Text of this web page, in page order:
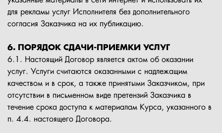
для рекламы услуг Исполнителя без дополнительного
согласия Заказчика на их публикацию.
6. ПОРЯДОК СДАЧИ-ПРИЕМКИ УСЛУГ
6.1. Настоящий Договор является актом об оказании
услуг. Услуги считаются оказанными с надлежащим
качеством и в срок, а также принятыми Заказчиком, при
отсутствии в письменном виде претензий Заказчика в
течение срока доступа к материалам Курса, указанного в
п. 4.4. настоящего Договора.